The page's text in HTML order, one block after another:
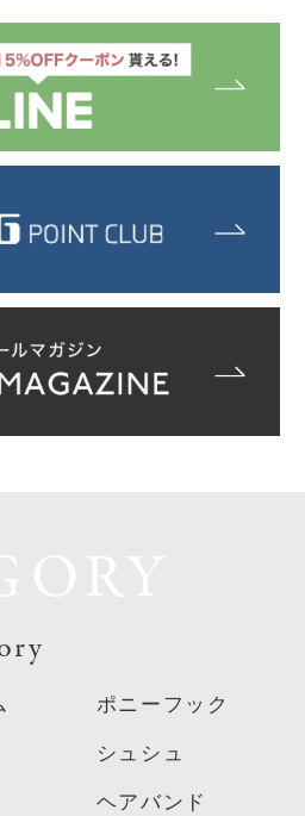
ポニーフック
シュシュ
ヘアバンド